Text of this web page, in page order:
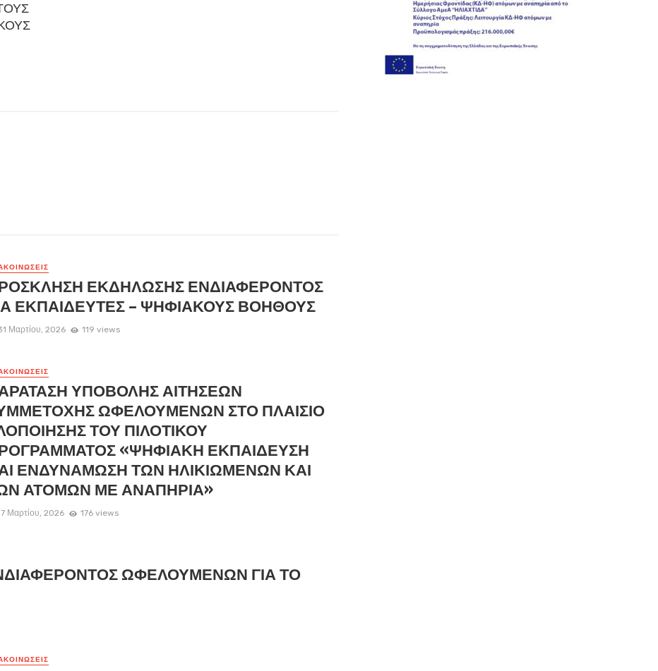
ΕΚΔΗΛΩΣΗΣ ΕΝΔΙΑΦΕΡΟΝΤΟΣ
ΕΚΠΑΙΔΕΥΤΕΣ – ΨΗΦΙΑΚΟΥΣ ΒΟΗΘΟΥΣ
Μαρτίου, 2026 119 views
ΥΠΟΒΟΛΗΣ ΑΙΤΗΣΕΩΝ
ΩΦΕΛΟΥΜΕΝΩΝ ΣΤΟ ΠΛΑΙΣΙΟ
ΤΟΥ ΠΙΛΟΤΙΚΟΥ
«ΨΗΦΙΑΚΗ ΕΚΠΑΙΔΕΥΣΗ
ΕΝΔΥΝΑΜΩΣΗ ΤΩΝ ΗΛΙΚΙΩΜΕΝΩΝ ΚΑΙ
ΑΤΟΜΩΝ ΜΕ ΑΝΑΠΗΡΙΑ»
Μαρτίου, 2026 176 views
ΩΦΕΛΟΥΜΕΝΩΝ ΓΙΑ ΤΟ